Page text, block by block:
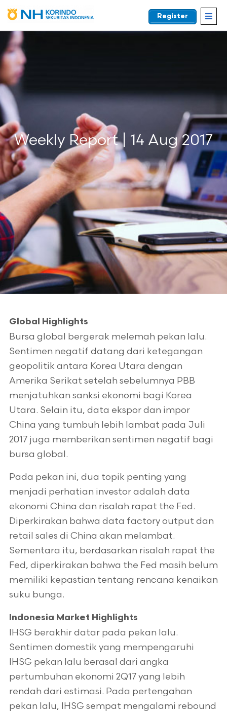
EN
Register
Weekly Report | 14 Aug 2017
Global Highlights
Bursa global bergerak melemah pekan lalu.
Sentimen negatif datang dari ketegangan
geopolitik antara Korea Utara dengan
Amerika Serikat setelah sebelumnya PBB
menjatuhkan sanksi ekonomi bagi Korea
Utara. Selain itu, data ekspor dan impor
China yang tumbuh lebih lambat pada Juli
2017 juga memberikan sentimen negatif bagi
bursa global.
Pada pekan ini, dua topik penting yang
menjadi perhatian investor adalah data
ekonomi China dan risalah rapat the Fed.
Diperkirakan bahwa data factory output dan
retail sales di China akan melambat.
Sementara itu, berdasarkan risalah rapat the
Fed, diperkirakan bahwa the Fed masih belum
memiliki kepastian tentang rencana kenaikan
suku bunga.
Indonesia Market Highlights
IHSG berakhir datar pada pekan lalu.
Sentimen domestik yang mempengaruhi
IHSG pekan lalu berasal dari angka
pertumbuhan ekonomi 2Q17 yang lebih
rendah dari estimasi. Pada pertengahan
pekan lalu, IHSG sempat mengalami rebound